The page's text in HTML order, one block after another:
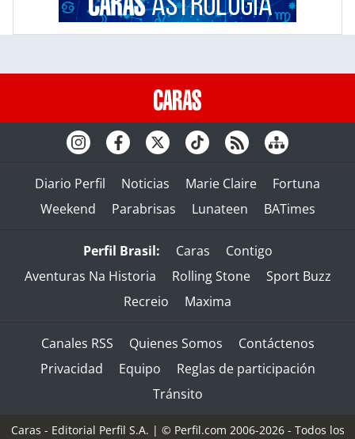
Diario Perfil Noticias Marie Claire
Fortuna
Weekend
Parabrisas Lunateen BATimes
Perfil Brasil: Caras
Contigo
Aventuras Na Historia
Rolling Stone
Sport Buzz
Recreio
Maxima
Canales RSS Quienes Somos
Contáctenos
Privacidad
Equipo
Reglas de participación
Tránsito
Caras - Editorial Perfil S.A. | © Perfil.com 2006-2026 - Todos los